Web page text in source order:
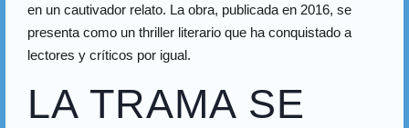
en un cautivador relato. La obra, publicada en 2016, se
presenta como un thriller literario que ha conquistado a
lectores y críticos por igual.
LA TRAMA SE